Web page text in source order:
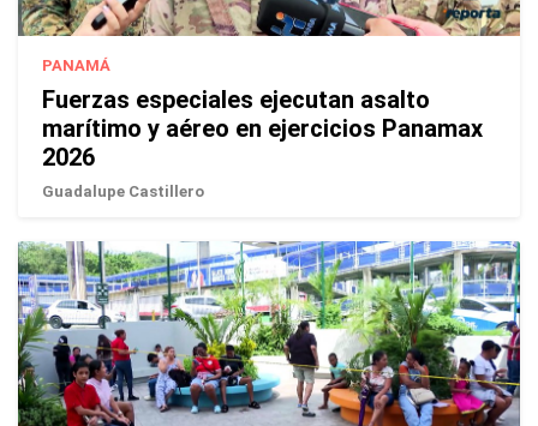
PANAMÁ
Fuerzas especiales ejecutan asalto
marítimo y aéreo en ejercicios Panamax
2026
Guadalupe Castillero